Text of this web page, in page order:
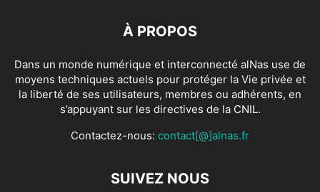
À PROPOS
Dans un monde numérique et interconnecté alNas use de
moyens techniques actuels pour protéger la Vie privée et
la liberté de ses utilisateurs, membres ou adhérents, en
s’appuyant sur les directives de la CNIL.
Contactez-nous: contact[@]alnas.fr
SUIVEZ NOUS